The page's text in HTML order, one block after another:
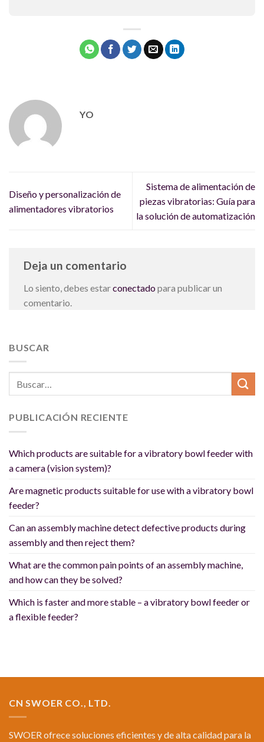
YO
Diseño y personalización de
alimentadores vibratorios
Sistema de alimentación de
piezas vibratorias: Guía para
la solución de automatización
Deja un comentario
Lo siento, debes estarconectadopara publicar un
comentario.
BUSCAR
PUBLICACIÓN RECIENTE
Which products are suitable for a vibratory bowl feeder with
a camera (vision system)?
Are magnetic products suitable for use with a vibratory bowl
feeder?
Can an assembly machine detect defective products during
assembly and then reject them?
What are the common pain points of an assembly machine,
and how can they be solved?
Which is faster and more stable – a vibratory bowl feeder or
a flexible feeder?
CN SWOER CO., LTD.
SWOER ofrece soluciones eficientes y de alta calidad para la